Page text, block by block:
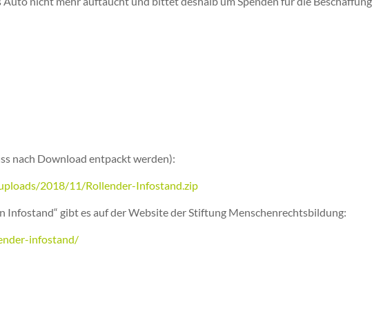
nach Download entpackt werden):
2018/11/Rollender-Infostand.zip
Infostand“ gibt es auf der Website der Stiftung Menschenrechtsbildung:
infostand/